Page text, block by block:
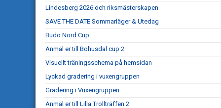
Lindesberg 2026 och riksmästerskapen
SAVE THE DATE Sommarläger & Utedag
Budo Nord Cup
Anmäl er till Bohusdal cup 2
Visuellt träningsschema på hemsidan
Lyckad gradering i vuxengruppen
Gradering i Vuxengruppen
Anmäl er till Lilla Trollträffen 2